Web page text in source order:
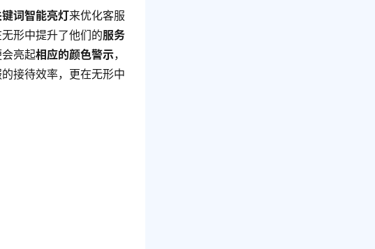
词智能亮灯来优化客服
无形中提升了他们的服务
亮起相应的颜色警示，
接待效率，更在无形中